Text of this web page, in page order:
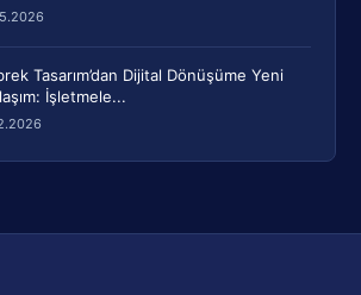
Tasarım’dan Dijital Dönüşüme Yeni
İşletmele...